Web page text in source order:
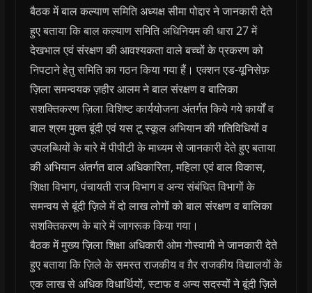
बैठक में बाल कल्याण समिति अध्यक्ष सीमा पोद्दार ने जानकारी देते
हुए बताया कि बाल कल्याण समिति अधिनियम की धारा 27 में
देखभाल एवं संरक्षण की आवश्यकता वाले बच्चों के प्रकरण को
निपटाने हेतु समिति का गठन किया गया हैं। एक्शन एड-यूनिसेफ़
ज़िला समन्वयक ज़हीर आलम ने बाल संरक्षण व बालिका
सशक्तिकरण ज़िला विशिष्ट कार्ययोजना अंतर्गत किये गये कार्यों व
बाल श्रम मुक्त बूंदी एवं यस टू स्कूल अभियान की गतिविधियों व
उपलब्धियों के बारे में पीपीटी के माध्यम से जानकारी देते हुए बताया
की अभियान अंतर्गत बाल अधिकारिता, महिला एवं बाल विकास,
शिक्षा विभाग, पंचायती राज विभाग व अन्य संबंधित विभागों के
समन्वय से बूंदी ज़िले में दो लाख लोगों को बाल संरक्षण व बालिका
सशक्तिकरण के बारे में जागरूक किया गया।
बैठक में मुख्य ज़िला शिक्षा अधिकारी ओम गोस्वामी ने जानकारी देते
हुए बताया कि ज़िले के समस्त राजकीय व ग़ैर राजकीय विद्यालयों के
एक लाख से अधिक विधार्थियों, स्टाफ व अन्य सदस्यों ने बूंदी ज़िले